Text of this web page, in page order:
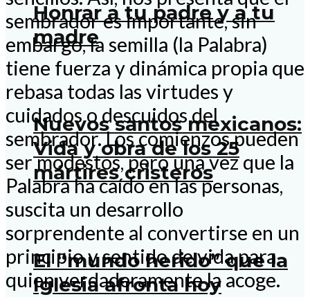
Honrar a tu padre y a tu
madre
Nuevos santos mexicanos:
Vida y obra de los 25
mártires cristeros
El “mundo herido” que la
Iglesia afronta hoy
sembrador es importante, sin
embargo, la semilla (la Palabra)
tiene fuerza y dinámica propia que
rebasa todas las virtudes y
cuidados o descuidos del
sembrador. Los comienzos pueden
ser modestos, pero una vez que la
Palabra ha caído en las personas,
suscita un desarrollo
sorprendente al convertirse en un
principio y sentido de vida para
quien verdaderamente la acoge.